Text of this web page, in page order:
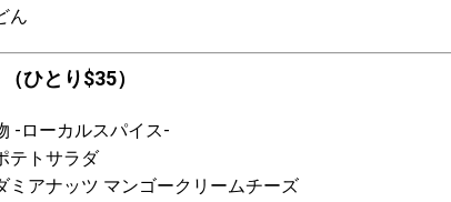
ん
ひとり$35）
-ローカルスパイス-
テトサラダ
ミアナッツ マンゴークリームチーズ